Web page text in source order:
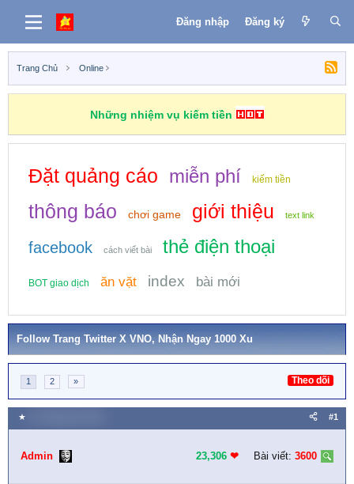
Đăng nhập Đăng ký
Trang Chủ Online
Những nhiệm vụ kiếm tiền
Đặt quảng cáo miễn phí kiếm tiền
thông báo chơi game giới thiệu text link
facebook cách viết bài thẻ điện thoại
BOT giao dịch ăn vặt index bài mới
Follow Trang Twitter X VNO, Nhận Ngay 1000 Xu
1 2 » Theo dõi
★ #1
Admin 23,306 ❤︎ Bài viết: 3600